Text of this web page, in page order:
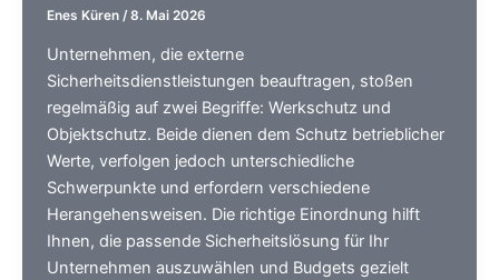
Enes Küren / 8. Mai 2026
Unternehmen, die externe
Sicherheitsdienstleistungen beauftragen, stoßen
regelmäßig auf zwei Begriffe: Werkschutz und
Objektschutz. Beide dienen dem Schutz betrieblicher
Werte, verfolgen jedoch unterschiedliche
Schwerpunkte und erfordern verschiedene
Herangehensweisen. Die richtige Einordnung hilft
Ihnen, die passende Sicherheitslösung für Ihr
Unternehmen auszuwählen und Budgets gezielt